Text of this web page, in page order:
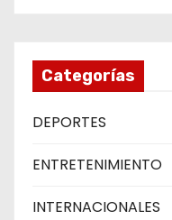
Categorías
DEPORTES
ENTRETENIMIENTO
INTERNACIONALES